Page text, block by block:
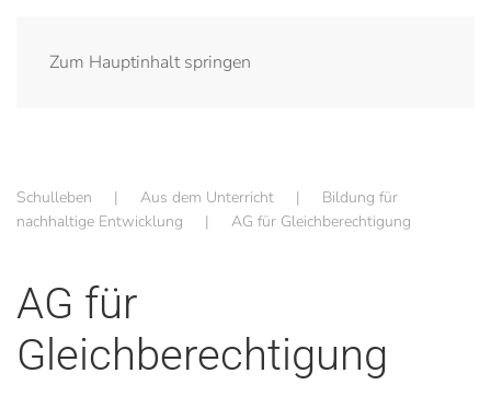
Zum Hauptinhalt springen
Schulleben Aus dem Unterricht
Bildung für
nachhaltige Entwicklung
AG für Gleichberechtigung
AG für
Gleichberechtigung